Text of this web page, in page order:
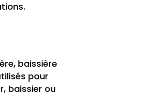
baissière
pour
baissier ou